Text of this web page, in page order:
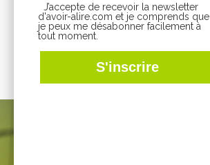
J’accepte de recevoir la newsletter
d'avoir-alire.com et je comprends que
je peux me désabonner facilement à
tout moment.